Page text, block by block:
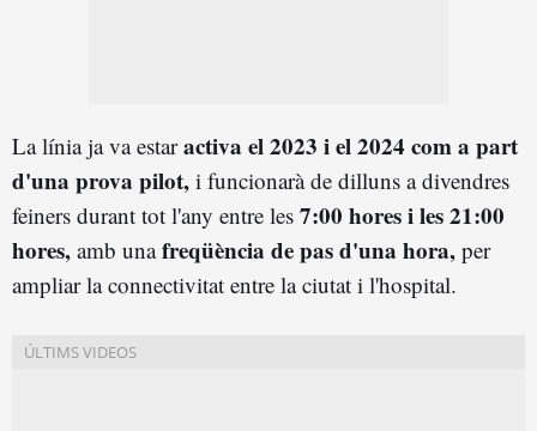
La línia ja va estaractiva el 2023 i el 2024 com a part
d'una prova pilot, i funcionarà de dilluns a divendres
feiners durant tot l'any entre les 7:00 hores i les 21:00
hores, amb unafreqüència de pas d'una hora, per
ampliar la connectivitat entre la ciutat i l'hospital.